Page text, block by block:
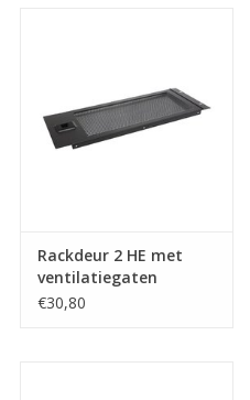
Rackdeur 2 HE met
ventilatiegaten
€30,80